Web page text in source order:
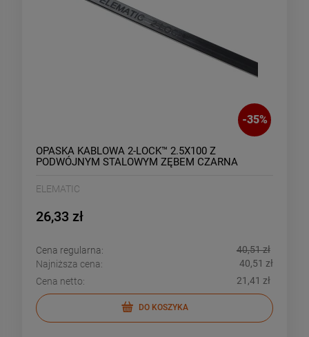
-35%
OPASKA KABLOWA 2-LOCK™ 2.5X100 Z
PODWÓJNYM STALOWYM ZĘBEM CZARNA
ELEMATIC
26,33 zł
Cena regularna:
40,51 zł
Najniższa cena:
40,51 zł
Cena netto:
21,41 zł
DO KOSZYKA